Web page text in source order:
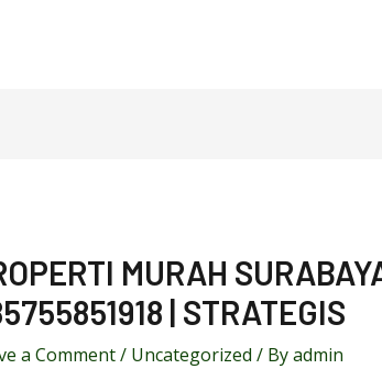
MURAH
| STRATEGIS
a Comment/ Uncategorized / Byadmin